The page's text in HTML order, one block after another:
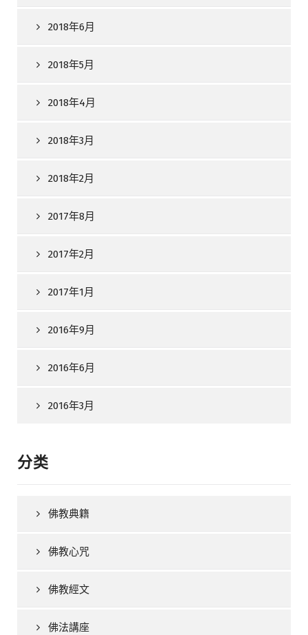
2018年6月
2018年5月
2018年4月
2018年3月
2018年2月
2017年8月
2017年2月
2017年1月
2016年9月
2016年6月
2016年3月
分类
佛教典籍
佛教心咒
佛教經文
佛法講座